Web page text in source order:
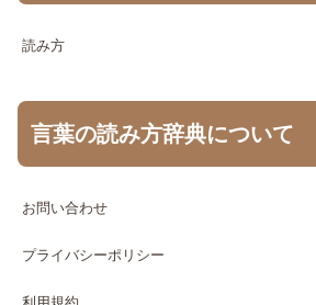
読み方
言葉の読み方辞典について
お問い合わせ
プライバシーポリシー